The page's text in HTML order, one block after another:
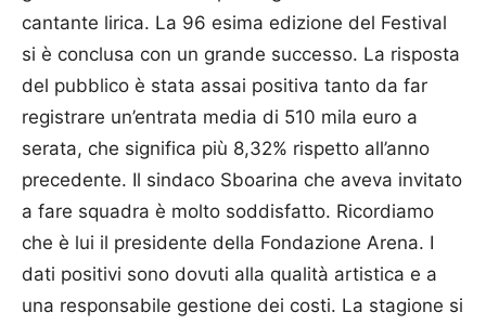
cantante lirica. La 96 esima edizione del Festival
si è conclusa con un grande successo. La risposta
del pubblico è stata assai positiva tanto da far
registrare un’entrata media di 510 mila euro a
serata, che significa più 8,32% rispetto all’anno
precedente. Il sindaco Sboarina che a­veva invitato
a fare squadra è molto soddisfatto. Ricordiamo
che è lui il presidente della Fon­dazione Arena. I
dati positivi sono dovuti alla qualità artistica e a
una responsabile gestione dei costi. La stagione si